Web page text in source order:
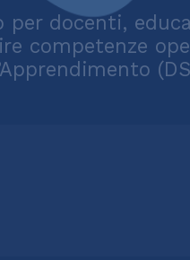
per docenti,
competenze